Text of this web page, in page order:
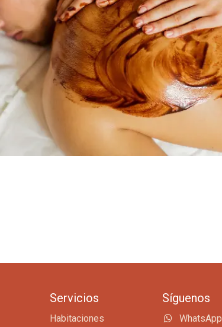
Servicios
Habitaciones
Síguenos
WhatsApp